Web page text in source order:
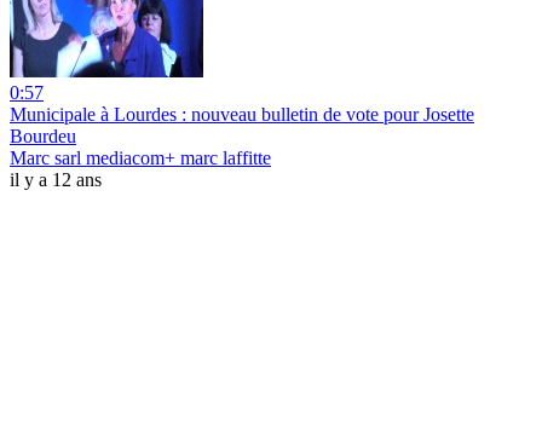
0:57
Municipale à Lourdes : nouveau bulletin de vote pour Josette
Bourdeu
Marc sarl mediacom+ marc laffitte
il y a 12 ans